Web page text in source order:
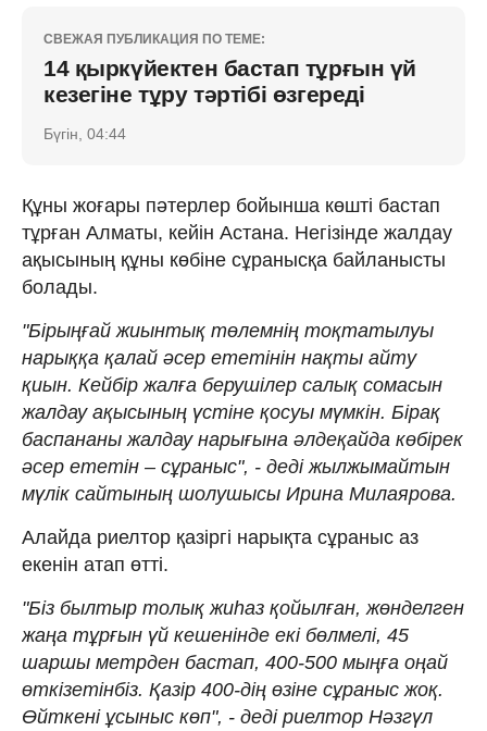
СВЕЖАЯ ПУБЛИКАЦИЯ ПО ТЕМЕ:
14 қыркүйектен бастап тұрғын үй
кезегіне тұру тәртібі өзгереді
Бүгін, 04:44
Құны жоғары пәтерлер бойынша көшті бастап
тұрған Алматы, кейін Астана. Негізінде жалдау
ақысының құны көбіне сұранысқа байланысты
болады.
"Бірыңғай жиынтық төлемнің тоқтатылуы
нарыққа қалай әсер ететінін нақты айту
қиын. Кейбір жалға берушілер салық сомасын
жалдау ақысының үстіне қосуы мүмкін. Бірақ
баспананы жалдау нарығына әлдеқайда көбірек
әсер ететін – сұраныс", - деді жылжымайтын
мүлік сайтының шолушысы Ирина Милаярова.
Алайда риелтор қазіргі нарықта сұраныс аз
екенін атап өтті.
"Біз былтыр толық жиһаз қойылған, жөнделген
жаңа тұрғын үй кешенінде екі бөлмелі, 45
шаршы метрден бастап, 400-500 мыңға оңай
өткізетінбіз. Қазір 400-дің өзіне сұраныс жоқ.
Өйткені ұсыныс көп", - деді риелтор Нәзгүл